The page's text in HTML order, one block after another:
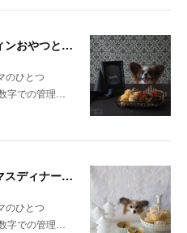
10月限定:愛犬のためのハロウィンおやつとごはん
のひとつ
字での管理…
12月限定:愛犬のためのクリスマスディナーとスイーツ
のひとつ
字での管理…